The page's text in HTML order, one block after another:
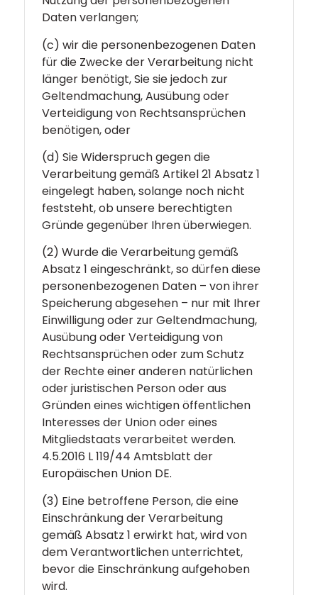
Daten verlangen;
(c) wir die personenbezogenen Daten
für die Zwecke der Verarbeitung nicht
länger benötigt, Sie sie jedoch zur
Geltendmachung, Ausübung oder
Verteidigung von Rechtsansprüchen
benötigen, oder
(d) Sie Widerspruch gegen die
Verarbeitung gemäß Artikel 21 Absatz 1
eingelegt haben, solange noch nicht
feststeht, ob unsere berechtigten
Gründe gegenüber Ihren überwiegen.
(2) Wurde die Verarbeitung gemäß
Absatz 1 eingeschränkt, so dürfen diese
personenbezogenen Daten – von ihrer
Speicherung abgesehen – nur mit Ihrer
Einwilligung oder zur Geltendmachung,
Ausübung oder Verteidigung von
Rechtsansprüchen oder zum Schutz
der Rechte einer anderen natürlichen
oder juristischen Person oder aus
Gründen eines wichtigen öffentlichen
Interesses der Union oder eines
Mitgliedstaats verarbeitet werden.
4.5.2016 L 119/44 Amtsblatt der
Europäischen Union DE.
(3) Eine betroffene Person, die eine
Einschränkung der Verarbeitung
gemäß Absatz 1 erwirkt hat, wird von
dem Verantwortlichen unterrichtet,
bevor die Einschränkung aufgehoben
wird.